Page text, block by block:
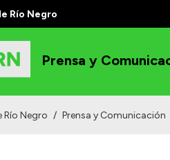
Río Negro
Prensa y
Río Negro / Prensa y Comunicación